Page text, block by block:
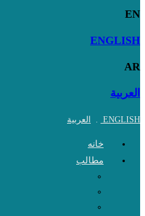
EN
ENGLISH
AR
العربية
ENGLISH
. العربية
خانه
مطالب